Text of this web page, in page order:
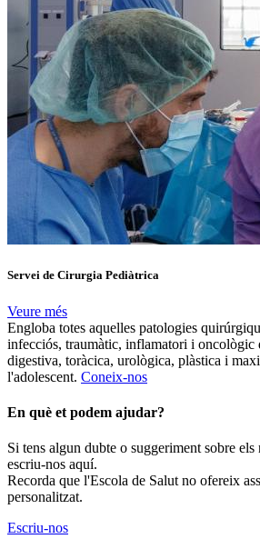
Servei de Cirurgia Pediàtrica
Veure més
Engloba totes aquelles patologies
infecciós, traumàtic, inflamatori i oncològic
digestiva, toràcica, urològica, plàstica i
l'adolescent. Coneix-nos
En què et podem ajudar?
Si tens algun dubte o suggeriment sobre els
escriu-nos aquí.
Recorda que l'Escola de Salut no ofereix
personalitzat.
Escriu-nos